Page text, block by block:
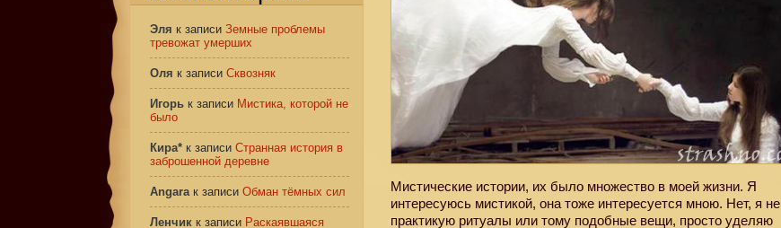
Мистические истории, их было множество в моей жизни. Я
интересуюсь мистикой, она тоже интересуется мною. Нет, я не
практикую ритуалы или тому подобные вещи, просто уделяю
Эля к записи Земные проблемы
тревожат умерших
Оля к записи Сквозняк
Игорь к записи Мистика, которой не
было
Кира* к записи Странная история в
заброшенной деревне
Angaraк записи Обман тёмных сил
Ленчик к записи Раскаявшаяся